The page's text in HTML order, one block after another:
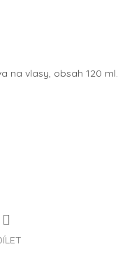
na vlasy, obsah 120 ml.